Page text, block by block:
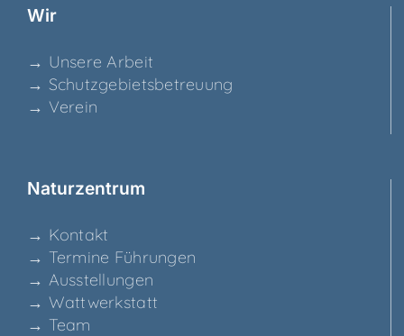
Wir
→ Unse­re Arbeit
→ Schutz­ge­biets­be­treu­ung
→ Ver­ein
Natur­zen­trum
→ Kon­takt
→ Ter­mi­ne Führungen
→ Aus­stel­lun­gen
→ Watt­werk­statt
→ Team